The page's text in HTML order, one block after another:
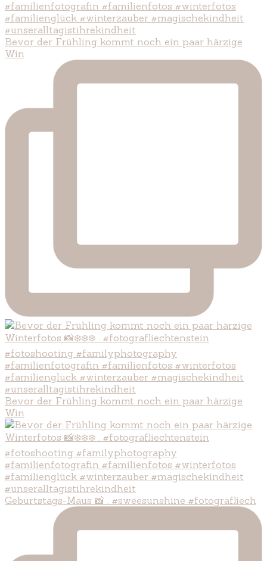
Bevor der Frühling kommt noch ein paar härzige
Win
Bevor der Frühling kommt noch ein paar härzige
Win
Geburtstags-Maus 📸 . #sweesunshine #fotografliech